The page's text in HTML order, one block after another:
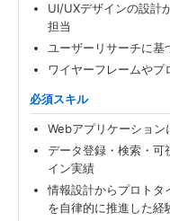
UI/UXデザインの設計
担当
ユーザーリサーチに
ワイヤーフレームや
必須スキル
Webアプリケーショ
データ登録・検索・可
イン実績
情報設計からプロトタ
を自律的に推進した経